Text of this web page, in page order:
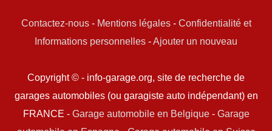
Contactez-nous- Mentions légales- Confidentialité et
Informations personnelles -Ajouter un nouveau
Copyright © - info-garage.org, site de recherche de
garages automobiles (ou garagiste auto indépendant) en
FRANCE - Garage automobile en Belgique- Garage